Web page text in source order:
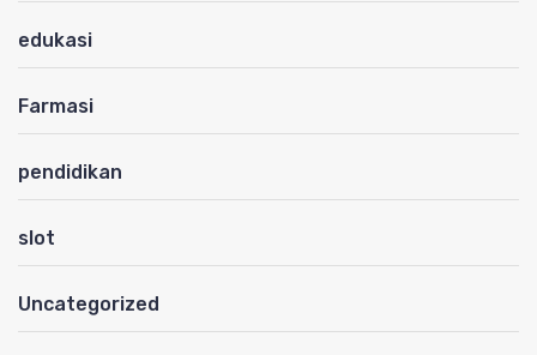
edukasi
Farmasi
pendidikan
slot
Uncategorized